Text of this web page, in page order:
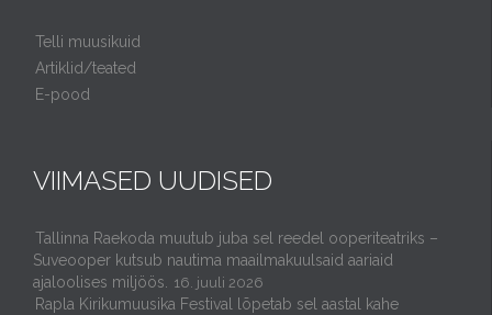
Telli muusikuid
Artiklid/teated
E-pood
VIIMASED UUDISED
Tallinna Raekoda muutub juba sel reedel ooperiteatriks –
Suveooper kutsub nautima maailmakuulsaid aariaid
ajaloolises miljöös.
16. juuli 2026
Rapla Kirikumuusika Festival lõpetab sel aastal kahe